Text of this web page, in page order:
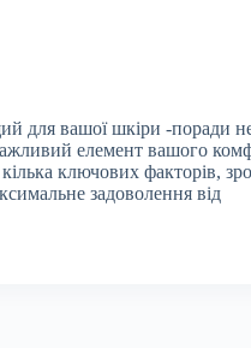
для вашої шкіри -поради
елемент вашого
ключових факторів,
задоволення від